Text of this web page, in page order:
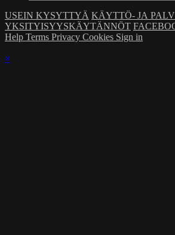
USEIN KYSYTTYÄ KÄYTTÖ- JA
YKSITYISYYSKÄYTÄNNÖT
Help Terms Privacy Cookies Sign in
×